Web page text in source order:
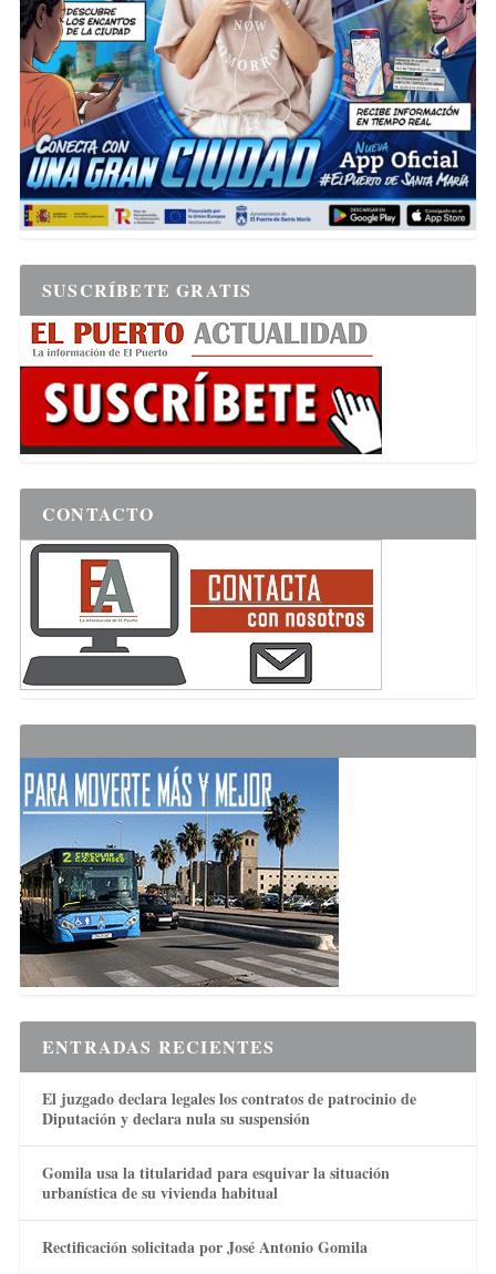
SUSCRÍBETE GRATIS
CONTACTO
ENTRADAS RECIENTES
El juzgado declara legales los contratos de patrocinio de
Diputación y declara nula su suspensión
Gomila usa la titularidad para esquivar la situación
urbanística de su vivienda habitual
Rectificación solicitada por José Antonio Gomila